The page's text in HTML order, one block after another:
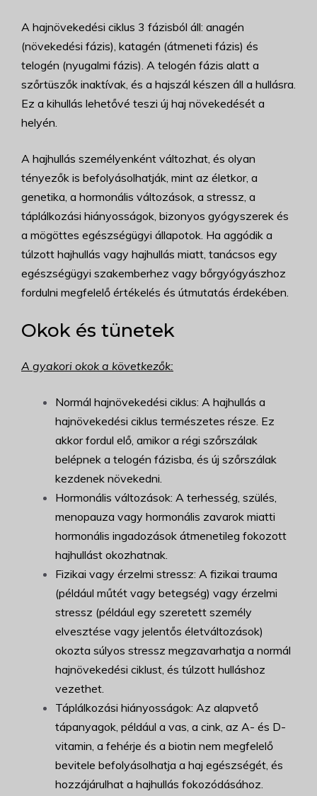
A hajnövekedési ciklus 3 fázisból áll: anagén
(növekedési fázis), katagén (átmeneti fázis) és
telogén (nyugalmi fázis). A telogén fázis alatt a
szőrtüszők inaktívak, és a hajszál készen áll a hullásra.
Ez a kihullás lehetővé teszi új haj növekedését a
helyén.
A hajhullás személyenként változhat, és olyan
tényezők is befolyásolhatják, mint az életkor, a
genetika, a hormonális változások, a stressz, a
táplálkozási hiányosságok, bizonyos gyógyszerek és
a mögöttes egészségügyi állapotok. Ha aggódik a
túlzott hajhullás vagy hajhullás miatt, tanácsos egy
egészségügyi szakemberhez vagy bőrgyógyászhoz
fordulni megfelelő értékelés és útmutatás érdekében.
Okok és tünetek
A gyakori okok a következők:
Normál hajnövekedési ciklus: A hajhullás a
hajnövekedési ciklus természetes része. Ez
akkor fordul elő, amikor a régi szőrszálak
belépnek a telogén fázisba, és új szőrszálak
kezdenek növekedni.
Hormonális változások: A terhesség, szülés,
menopauza vagy hormonális zavarok miatti
hormonális ingadozások átmenetileg fokozott
hajhullást okozhatnak.
Fizikai vagy érzelmi stressz: A fizikai trauma
(például műtét vagy betegség) vagy érzelmi
stressz (például egy szeretett személy
elvesztése vagy jelentős életváltozások)
okozta súlyos stressz megzavarhatja a normál
hajnövekedési ciklust, és túlzott hulláshoz
vezethet.
Táplálkozási hiányosságok: Az alapvető
tápanyagok, például a vas, a cink, az A- és D-
vitamin, a fehérje és a biotin nem megfelelő
bevitele befolyásolhatja a haj egészségét, és
hozzájárulhat a hajhullás fokozódásához.